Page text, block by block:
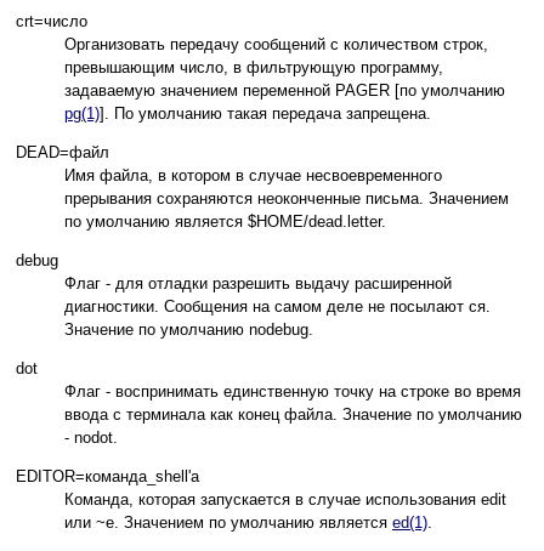
crt=число
Организовать передачу сообщений с количеством строк,
превышающим число, в фильтрующую программу,
задаваемую значением переменной PAGER [по умолчанию
pg(1)]. По умолчанию такая передача запрещена.
DEAD=файл
Имя файла, в котором в случае несвоевременного
прерывания сохраняются неоконченные письма. Значением
по умолчанию является $HOME/dead.letter.
debug
Флаг - для отладки разрешить выдачу расширенной
диагностики. Сообщения на самом деле не посылают ся.
Значение по умолчанию nodebug.
dot
Флаг - воспринимать единственную точку на строке во время
ввода с терминала как конец файла. Значение по умолчанию
- nodot.
EDITOR=команда_shell'а
Команда, которая запускается в случае использования edit
или ~e. Значением по умолчанию является ed(1).